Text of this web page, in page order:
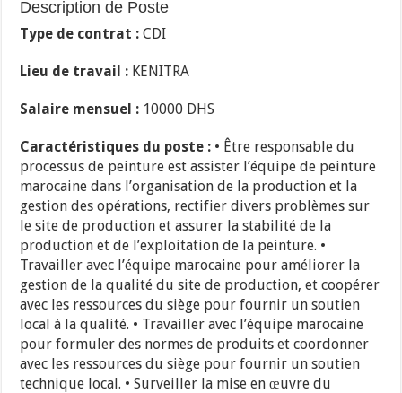
Description de Poste
Type de contrat :CDI
Lieu de travail : KENITRA
Salaire mensuel : 10000 DHS
Caractéristiques du poste : • Être responsable du
processus de peinture est assister l’équipe de peinture
marocaine dans l’organisation de la production et la
gestion des opérations, rectifier divers problèmes sur
le site de production et assurer la stabilité de la
production et de l’exploitation de la peinture. •
Travailler avec l’équipe marocaine pour améliorer la
gestion de la qualité du site de production, et coopérer
avec les ressources du siège pour fournir un soutien
local à la qualité. • Travailler avec l’équipe marocaine
pour formuler des normes de produits et coordonner
avec les ressources du siège pour fournir un soutien
technique local. • Surveiller la mise en œuvre du